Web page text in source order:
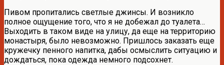
Пивом пропитались светлые джинсы. И возникло
полное ощущение того, что я не добежал до туалета…
Выходить в таком виде на улицу, да еще на территорию
монастыря, было невозможно. Пришлось заказать еще
кружечку пенного напитка, дабы осмыслить ситуацию и
дождаться, пока одежда немного подсохнет.